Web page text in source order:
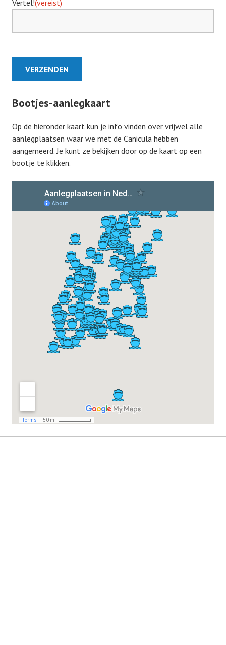
Vertel!(vereist)
VERZENDEN
Bootjes-aanlegkaart
Op de hieronder kaart kun je info vinden over vrijwel alle
aanlegplaatsen waar we met de Canicula hebben
aangemeerd. Je kunt ze bekijken door op de kaart op een
bootje te klikken.